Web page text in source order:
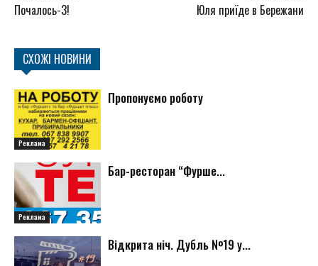
Почалось-3! Юля приїде в Бережани
СХОЖІ НОВИНИ
Реклама
Пропонуємо роботу
Реклама
Бар-ресторан “Фурше...
Відкрита ніч. Дубль №19 у...